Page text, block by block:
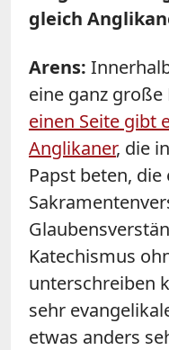
gleich
Arens:
eine ganz
einen Seite gibt
Anglikaner, die
Papst beten,
Katechismus
unterschreiben
sehr
etwas anders